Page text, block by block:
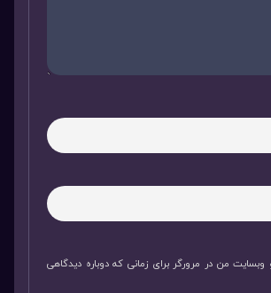
وبسایت من در مرورگر برای زمانی که دوباره دیدگاهی